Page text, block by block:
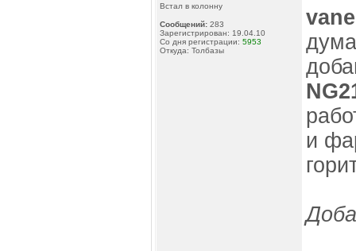
Встал в колонну
Сообщений: 283
Зарегистрирован: 19.04.10
Со дня регистрации: 5953
Откуда: Толбазы
и